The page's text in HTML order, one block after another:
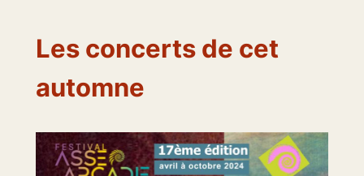
Les concerts de cet
automne